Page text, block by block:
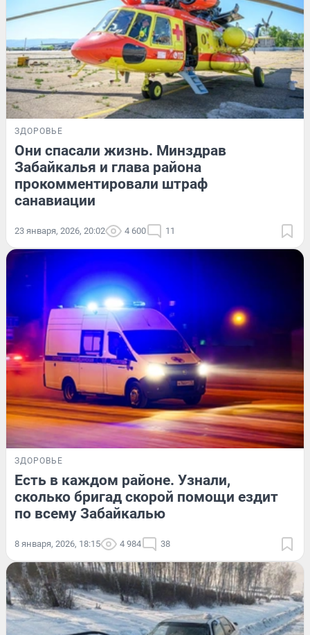
ЗДОРОВЬЕ
Они спасали жизнь. Минздрав
Забайкалья и глава района
прокомментировали штраф
санавиации
23 января, 2026, 20:02 4 600 11
ЗДОРОВЬЕ
Есть в каждом районе. Узнали,
сколько бригад скорой помощи ездит
по всему Забайкалью
8 января, 2026, 18:15 4 984 38